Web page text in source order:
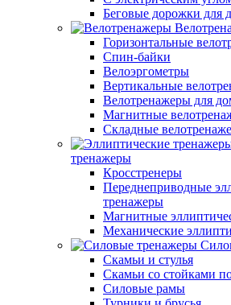
Беговые дорожки для
Горизонтальные
Спин-байки
Велоэргометры
Вертикальные
Велотренажеры для
Магнитные
Складные
тренажеры
Кросстренеры
Переднеприводные
тренажеры
Магнитные
Механические
Скамьи и стулья
Скамьи со стойками
Силовые рамы